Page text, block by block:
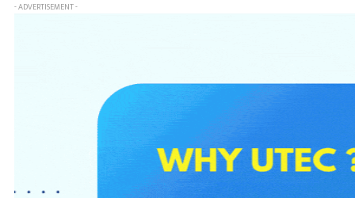
- ADVERTISEMENT -